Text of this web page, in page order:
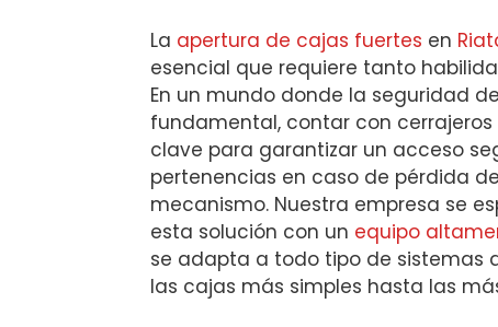
La apertura de cajas fuertes en
esencial que requiere tanto
En un mundo donde la seguridad
fundamental, contar con
clave para garantizar un acceso
pertenencias en caso de pérdida
mecanismo. Nuestra empresa se
esta solución con un equipo
se adapta a todo tipo de sistemas
las cajas más simples hasta las